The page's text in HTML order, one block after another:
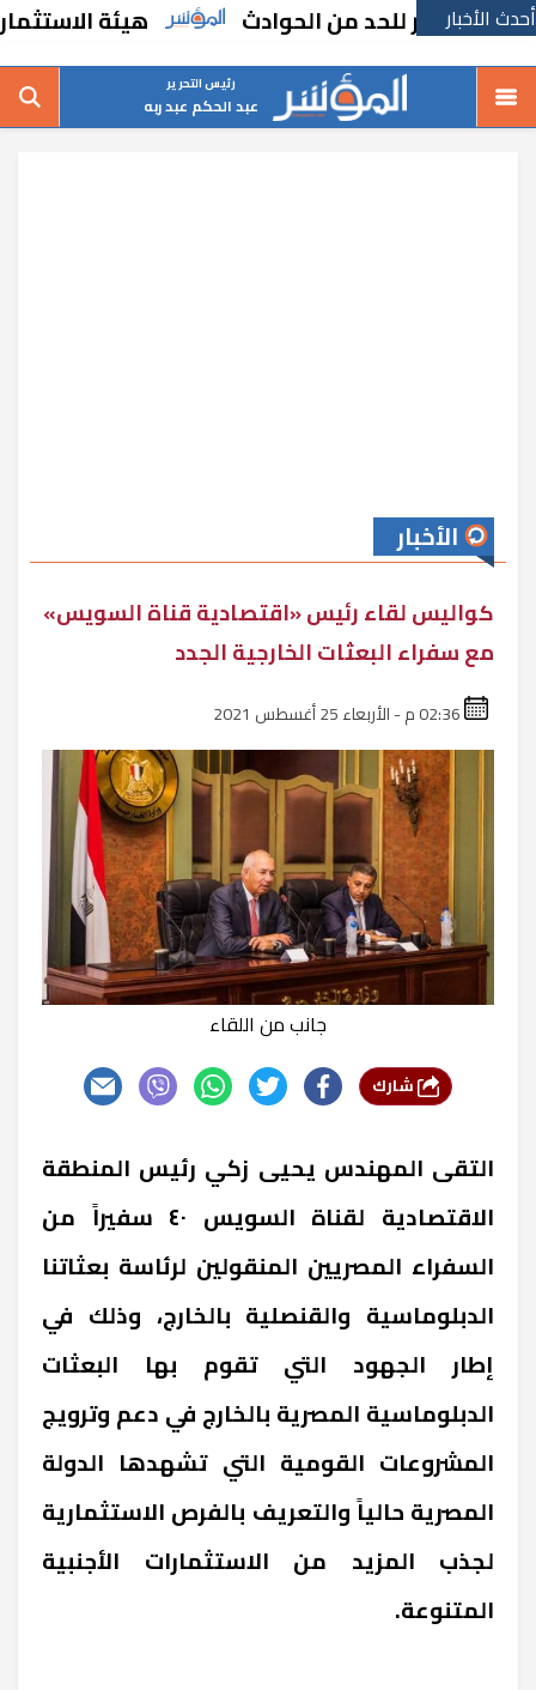
أحدث الأخبار هيئة الاستثمار تبحث
رئيس التحرير
عبد الحكم عبد ربه
الأخبار
كواليس لقاء رئيس «اقتصادية قناة السويس»
مع سفراء البعثات الخارجية الجدد
جانب من اللقاء
التقى المهندس يحيى زكي رئيس المنطقة
الاقتصادية لقناة السويس ٤٠ سفيراً من
السفراء المصريين المنقولين لرئاسة بعثاتنا
الدبلوماسية والقنصلية بالخارج، وذلك في
إطار الجهود التي تقوم بها البعثات
الدبلوماسية المصرية بالخارج في دعم وترويج
المشروعات القومية التي تشهدها الدولة
المصرية حالياً والتعريف بالفرص الاستثمارية
لجذب المزيد من الاستثمارات الأجنبية
المتنوعة.